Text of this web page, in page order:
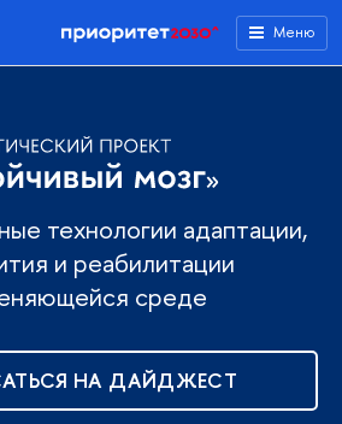
Меню
технологии адаптации,
и реабилитации
среде
НА ДАЙДЖЕСТ